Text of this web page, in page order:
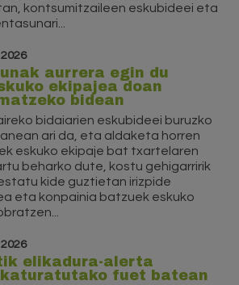
kontsumitzaileen eskubideei eta
aurrera egin du
ekipajea doan
bidean
bidaiarien eskubideei buruzko
ari da, eta aldaketa horren
eskuko ekipaje bat txartelaren
beharko dute, kostu gehigarririk
kide guztietan irizpide
eta konpainia batzuek eskuko
elikadura-alerta
fuet batean